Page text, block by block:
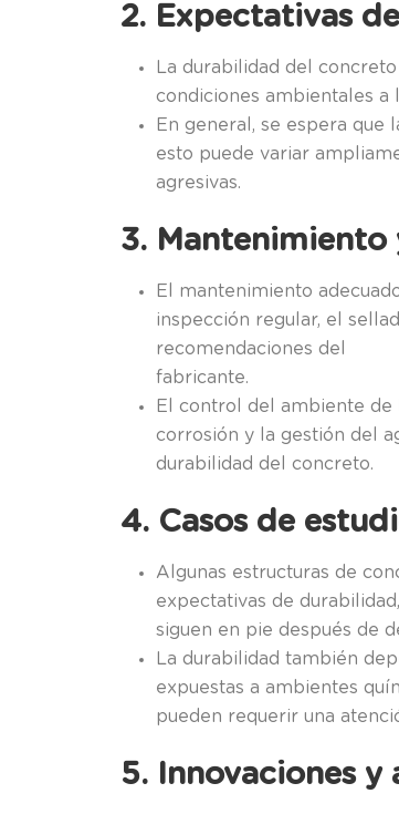
2. Expectativas
La durabilidad del
condiciones ambientales a
En general, se espera que
esto puede variar
agresivas.
3.
El mantenimiento
inspección regular, el
recomendaciones del
fabricante.
El control del ambiente
corrosión y la gestión del
durabilidad del concreto.
4. Casos de
Algunas estructuras de
expectativas de
siguen en pie después de
La durabilidad también
expuestas a ambientes
pueden requerir una
5. Innovaciones